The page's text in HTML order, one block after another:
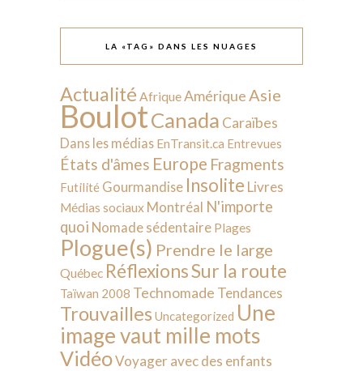
LA «TAG» DANS LES NUAGES
Actualité AfriqueAmérique Asie
BoulotCanada Caraïbes
Dans les médias EnTransit.ca Entrevues
États d'âmes Europe Fragments
Futilité Gourmandise Insolite Livres
Médias sociaux Montréal N'importe
quoi Nomade sédentaire Plages
Plogue(s) Prendre le large
Québec RéflexionsSur la route
Taïwan 2008 Technomade Tendances
Trouvailles Uncategorized Une
image vaut mille mots
VidéoVoyager avec des enfants